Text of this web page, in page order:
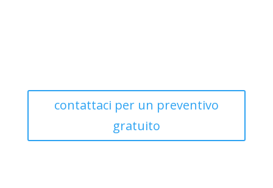
contattaci per un preventivo
gratuito